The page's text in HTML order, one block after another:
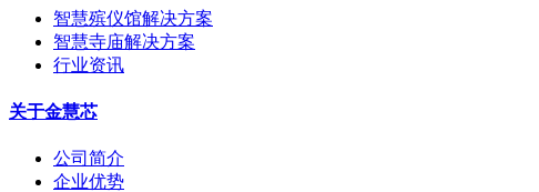
智慧殡仪馆解决方案
智慧寺庙解决方案
行业资讯
关于金慧芯
公司简介
企业优势